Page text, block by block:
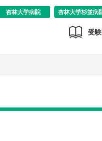
杏林大学病院 杏林大学杉並病
受